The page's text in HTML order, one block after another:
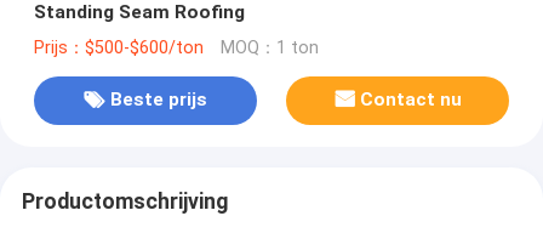
Standing Seam Roofing
Prijs：$500-$600/ton MOQ：1 ton
Beste prijs Contact nu
Productomschrijving